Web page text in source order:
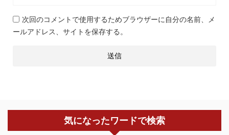
次回のコメントで使用するためブラウザーに自分の名前、メ
ールアドレス、サイトを保存する。
気になったワードで検索